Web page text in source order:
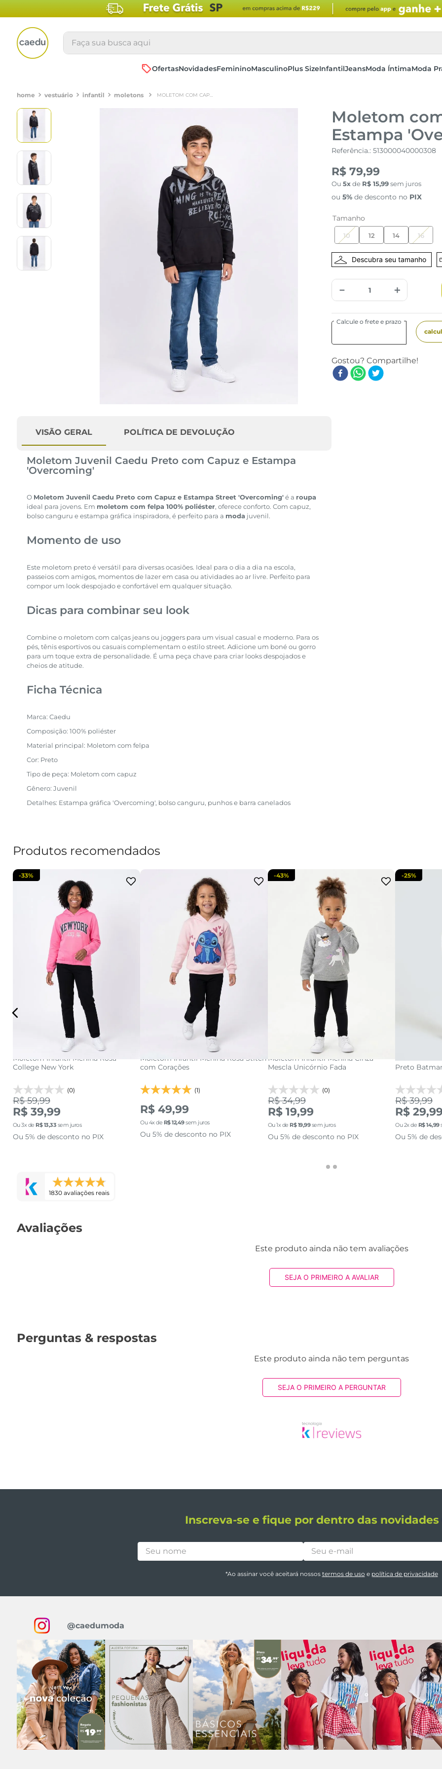
Faça sua busca aqui
OfertasNovidadesFemininoMasculinoPlus SizeInfantilJeansModa ÍntimaModa
vestuário infantil moletons MOLETOM COM CAPUZ JUVENIL PRETO ESTAMPA 'OVERCOMING'
Moletom
Estampa
Referência.: 513000040000308
R$ 79,99
Ou 5 de R$ 15,99sem juros
ou 5% de desconto no PIX
Tamanho
10 12 14 16
＋
－
VISÃO GERAL POLÍTICA DE DEVOLUÇÃO
Moletom Juvenil Caedu Preto com Capuz e Estampa
'Overcoming'
O Moletom Juvenil Caedu Preto com Capuz e Estampa Street 'Overcoming'é a roupa
ideal para jovens. Em moletom com felpa 100% poliéster, oferece conforto. Com capuz,
bolso canguru e estampa gráfica inspiradora, é perfeito para a moda juvenil.
Momento de uso
Este moletom preto é versátil para diversas ocasiões. Ideal para o dia a dia na escola,
passeios com amigos, momentos de lazer em casa ou atividades ao ar livre. Perfeito para
compor um look despojado e confortável em qualquer situação.
Dicas para combinar seu look
Combine o moletom com calças jeans ou joggers para um visual casual e moderno. Para os
pés, tênis esportivos ou casuais complementam o estilo street. Adicione um boné ou gorro
para um toque extra de personalidade. É uma peça chave para criar looks despojados e
cheios de atitude.
Ficha Técnica
Marca: Caedu
Composição: 100% poliéster
Material principal: Moletom com felpa
Cor: Preto
Tipo de peça: Moletom com capuz
Gênero: Juvenil
Detalhes: Estampa gráfica 'Overcoming', bolso canguru, punhos e barra canelados
Produtos recomendados
14
adicionar a sacola
Moletom Infantil Menina Rosa
College New York
(0)
-33%
R$ 59,99
R$ 39,99
Ou3x de R$13,33 sem juros
Ou 5% de desconto no PIX
6
adicionar a sacola
Moletom Infantil Menina Rosa Stitch
com Corações
(1)
R$ 49,99
Ou4x de R$12,49sem juros
Ou 5% de desconto no PIX
1 2
adicionar a sacola
Moletom Infantil Menina Cinza
Mescla Unicórnio Fada
(0)
-43%
R$ 34,99
R$ 19,99
Ou1x de R$19,99sem juros
Ou 5% de desconto no PIX
Preto
-25%
R$ 39,99
R$ 29,99
Ou2x de R$14,99
Ou 5% de
1830 avaliações reais
Avaliações
Este produto ainda não tem avaliações
SEJA O PRIMEIRO A AVALIAR
Perguntas & respostas
Este produto ainda não tem perguntas
SEJA O PRIMEIRO A PERGUNTAR
Inscreva-se e fique por dentro das novidades
*Ao assinar você aceitará nossos termos de uso e política de privacidade
@caedumoda